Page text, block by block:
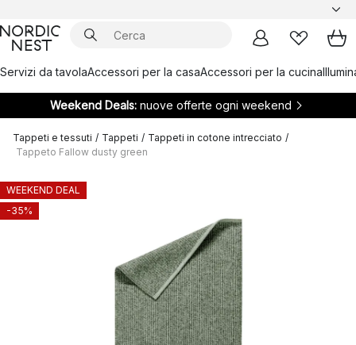
Servizi da tavolaAccessori per la casaAccessori per la cucina
Weekend Deals: nuove offerte ogni weekend
Tappeti e tessuti / Tappeti / Tappeti in cotone intrecciato /
Tappeto Fallow dusty green
WEEKEND DEAL
-35%